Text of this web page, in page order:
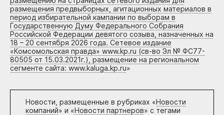
размещения предвыборных, агитационных материалов в
период избирательной кампании по выборам в
Государственную Думу Федерального Собрания
Российской Федерации девятого созыва, назначенных на
18 – 20 сентября 2026 года. Сетевое издание
«Комсомольская правда» www.kp.ru (св-во Эл № ФС77-
80505 от 15.03.2021г.), размещение на региональном
сегменте сайта: www.kaluga.kp.ru»
Новости, размещенные в рубриках «Новости
компаний» и «Новости партнеров» с тегами